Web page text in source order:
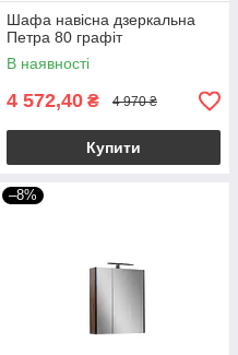
Шафа навісна дзеркальна
Петра 80 графіт
В наявності
4 572,40 ₴ 4 970 ₴
Купити
–8%